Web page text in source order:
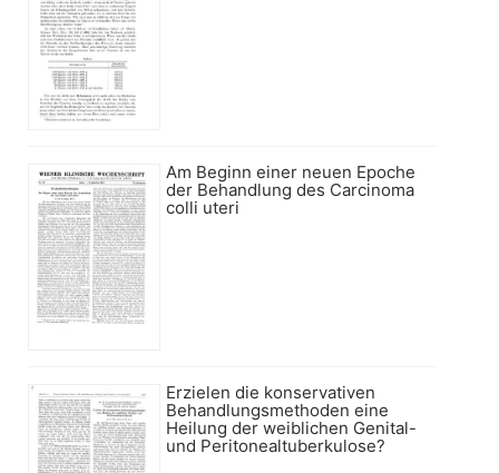
Am Beginn einer neuen Epoche
der Behandlung des Carcinoma
colli uteri
Erzielen die konservativen
Behandlungsmethoden eine
Heilung der weiblichen Genital-
und Peritonealtuberkulose?